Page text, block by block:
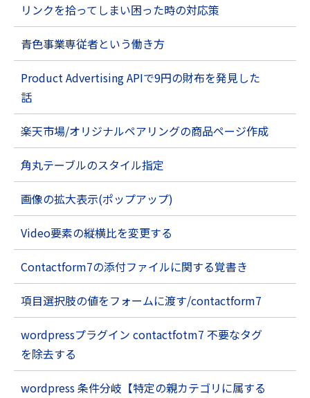
リンクを拾ってしまい困った時の対応策
青色事業専従者という働き方
Product Advertising APIで9円の財布を発見した
話
楽天市場/オリジナルペアリングの商品ページ作成
角丸テーブルのスタイル指定
画像の拡大表示(ポップアップ)
Video要素の縦横比を変更する
Contactform7の添付ファイルに関する覚書き
項目選択肢の値をフォームに渡す/contactform7
wordpressプラグイン contactfotm7 不要なタグ
を除去する
wordpress 条件分岐【特定の親カテゴリに属する